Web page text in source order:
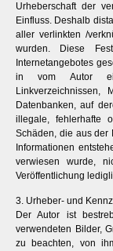
Urheberschaft der
Einfluss. Deshalb
aller verlinkten /
wurden. Diese
Internetangebotes
in vom Autor
Datenbanken, auf
illegale, fehlerhafte
Schäden, die aus der
Informationen
verwiesen wurde,
Veröffentlichung
3. Urheber- und
Der Autor ist
verwendeten Bilder,
zu beachten, von